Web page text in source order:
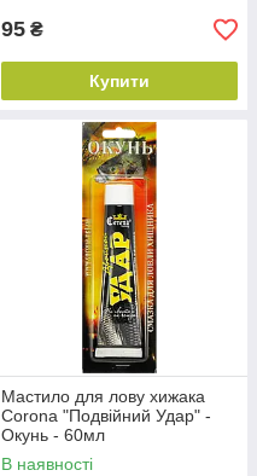
95 ₴
Купити
Мастило для лову хижака
Corona "Подвійний Удар" -
Окунь - 60мл
В наявності